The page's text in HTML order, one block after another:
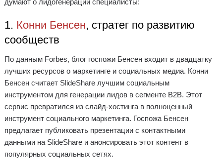
думают о лидогенерации специалисты:
1. Конни Бенсен, стратег по развитию
сообществ
По данным Forbes, блог госпожи Бенсен входит в двадцатку
лучших ресурсов о маркетинге и социальных медиа. Конни
Бенсен считает SlideShare лучшим социальным
инструментом для генерации лидов в сегменте B2B. Этот
сервис превратился из слайд-хостинга в полноценный
инструмент социального маркетинга. Госпожа Бенсен
предлагает публиковать презентации с контактными
данными на SlideShare и анонсировать этот контент в
популярных социальных сетях.